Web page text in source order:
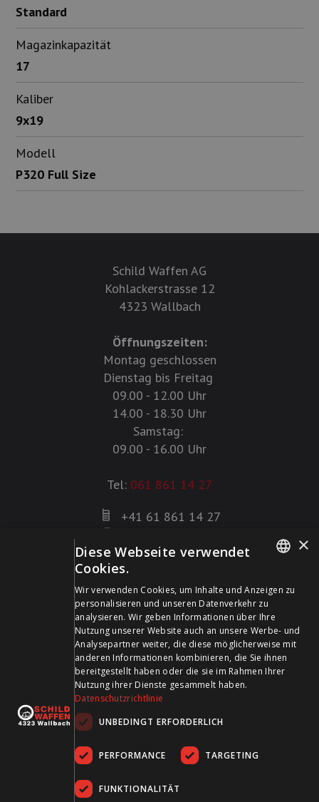
Standard
Magazinkapazität
17
Kaliber
9x19
Modell
P320 Full Size
Schild Waffen AG
Kohlackerstrasse 12
4323 Wallbach
Öffnungszeiten:
Montag geschlossen
Dienstag bis Freitag
09.00 - 12.00 Uhr
14.00 - 18.30 Uhr
Samstag:
09.00 - 16.00 Uhr
Tel: 061 861 14 27
+41 61 861 14 27
info@schildwaffen.ch
Zahlungsmittel
Besuchen Sie uns in den Sozialen Medien und bleiben Sie
auf dem Laufenden!
FRENCH
×
Diese Webseite verwendet
Cookies.
Wir verwenden Cookies, um Inhalte und Anzeigen zu
personalisieren und unseren Datenverkehr zu
analysieren. Wir geben Informationen über Ihre
Nutzung unserer Website auch an unsere Werbe- und
Analysepartner weiter, die diese möglicherweise mit
anderen Informationen kombinieren, die Sie ihnen
bereitgestellt haben oder die sie im Rahmen Ihrer
Nutzung ihrer Dienste gesammelt haben.
Datenschutzrichtlinie
UNBEDINGT ERFORDERLICH
PERFORMANCE TARGETING
FUNKTIONALITÄT